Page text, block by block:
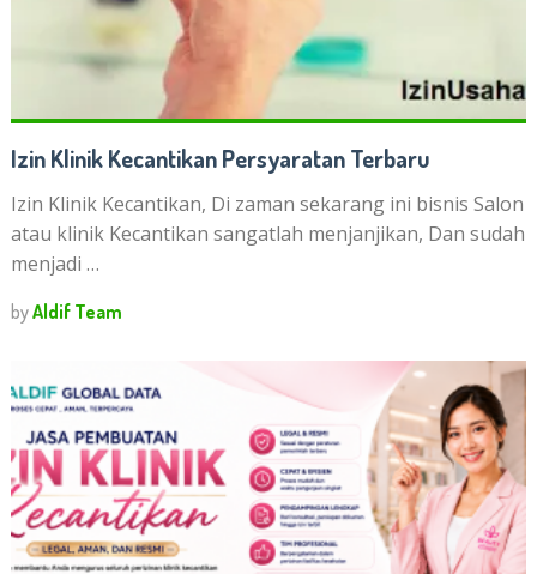
Izin Klinik Kecantikan Persyaratan Terbaru
Izin Klinik Kecantikan, Di zaman sekarang ini bisnis Salon
atau klinik Kecantikan sangatlah menjanjikan, Dan sudah
menjadi …
byAldif Team